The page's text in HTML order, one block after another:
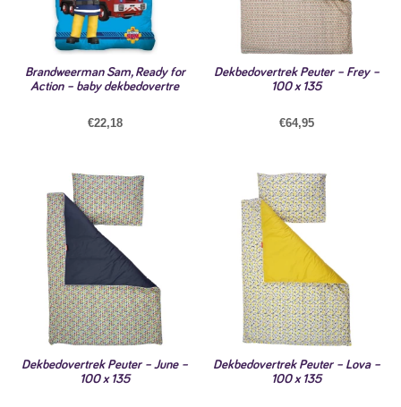
Brandweerman Sam, Ready for
Action – baby dekbedovertre
€22,18
Dekbedovertrek Peuter – Frey –
100 x 135
€64,95
Dekbedovertrek Peuter – June –
100 x 135
Dekbedovertrek Peuter – Lova –
100 x 135